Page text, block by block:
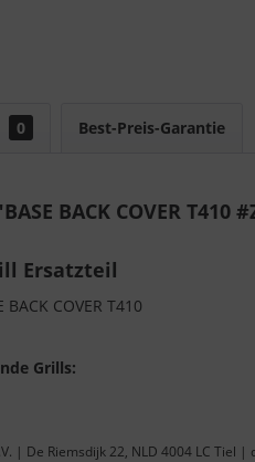
0 Best-Preis-Garantie
BACK COVER T410
Ersatzteil
BACK COVER T410
Grills:
| De Riemsdijk 22, NLD 4004 LC Tiel |